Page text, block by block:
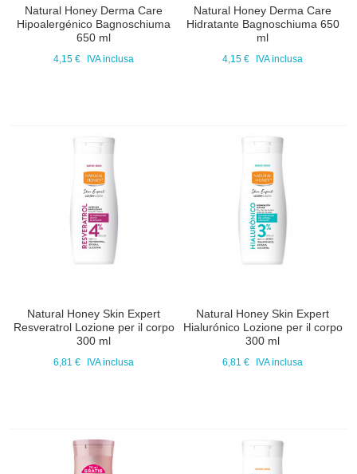
Natural Honey Derma Care
Hipoalergénico Bagnoschiuma
650 ml
4,15 € IVA inclusa
Natural Honey Derma Care
Hidratante Bagnoschiuma 650
ml
4,15 € IVA inclusa
Natural Honey Skin Expert
Resveratrol Lozione per il corpo
300 ml
6,81 € IVA inclusa
Natural Honey Skin Expert
Hialurónico Lozione per il corpo
300 ml
6,81 € IVA inclusa